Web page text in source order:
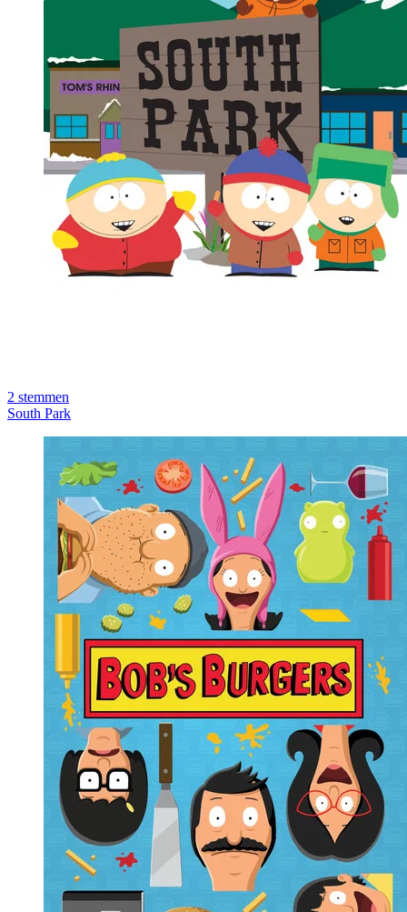
2 stemmen
South Park